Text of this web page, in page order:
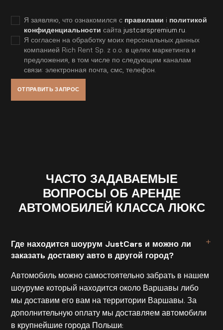
Я заявляю, что ознакомился с правилами i политикой
конфиденциальности сайта justcarspremium.ru
Я согласен на обработку моих персональных данных
компанией Rich Rent Sp. z o.o. в целях маркетинга и
предложения, в том числе по следующим каналам
связи: электронная почта, смс, телефон.
ЧАСТО ЗАДАВАЕМЫЕ
ВОПРОСЫ ОБ АРЕНДЕ
АВТОМОБИЛЕЙ КЛАССА ЛЮКС
Где находится шоурум JustCars и можно ли
заказать доставку авто в другой город?
Автомобиль можно самостоятельно забрать в нашем
шоуруме который находится около Варшавы либо
мы доставим его вам на территории Варшавы. За
дополнительную оплату мы доставляем автомобили
в крупнейшие города Польши: